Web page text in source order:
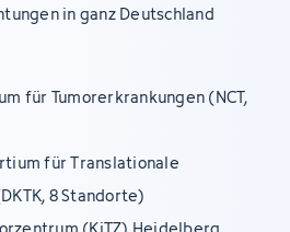
in ganz Deutschland
für Tumorerkrankungen (NCT,
für Translationale
8 Standorte)